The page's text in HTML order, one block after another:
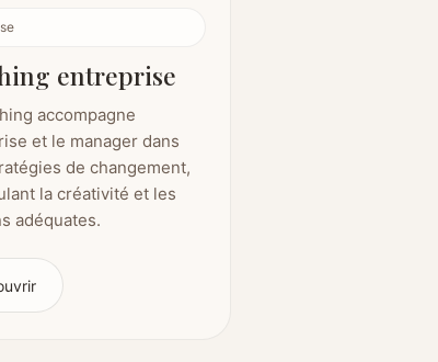
entreprise
accompagne
et le manager dans
de changement,
la créativité et les
adéquates.